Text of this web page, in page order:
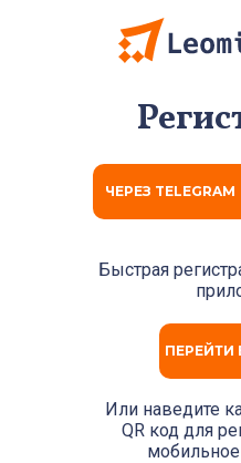
ЧЕРЕЗ TELEGRAM
Быстрая
ПЕРЕЙТИ
Или наведите
QR код для